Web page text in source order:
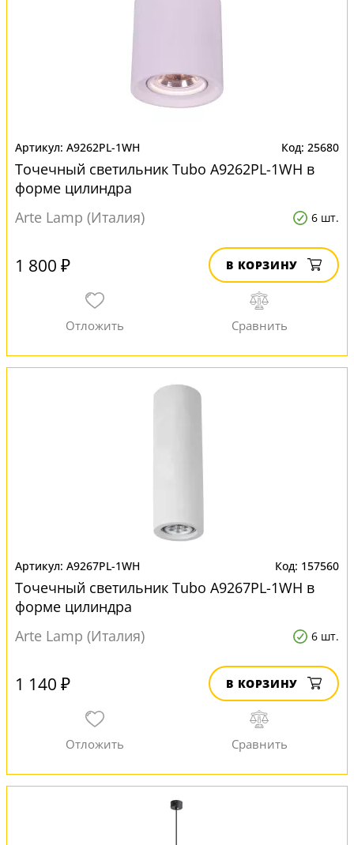
A9262PL-1WH 25680
Точечный светильник Tubo A9262PL-1WH в
форме цилиндра
Arte Lamp (Италия)
6 шт.
1 800 ₽ В КОРЗИНУ
A9267PL-1WH 157560
Точечный светильник Tubo A9267PL-1WH в
форме цилиндра
Arte Lamp (Италия)
6 шт.
1 140 ₽ В КОРЗИНУ